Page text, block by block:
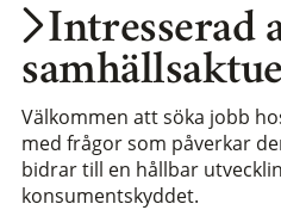
Intresserad
Välkommen att söka jobb
med frågor som påverkar
bidrar till en hållbar
konsumentskyddet.